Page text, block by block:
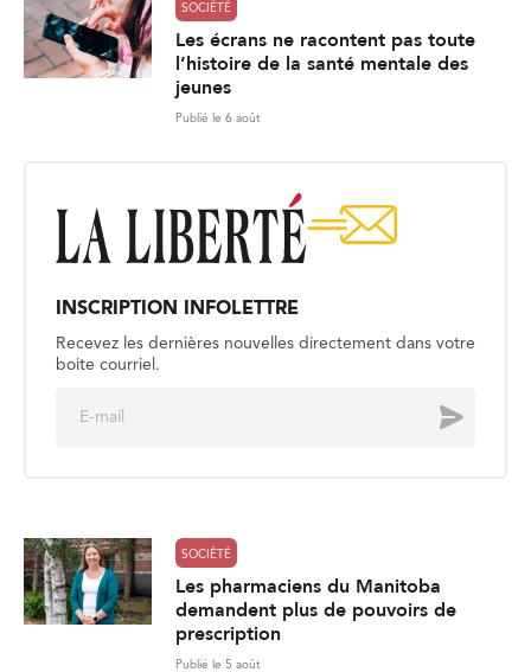
SOCIÉTÉ
Les écrans ne racontent pas toute
l’histoire de la santé mentale des
jeunes
Publié le 6 août
INSCRIPTION INFOLETTRE
Recevez les dernières nouvelles directement dans votre
boite courriel.
Envoyer
SOCIÉTÉ
Les pharmaciens du Manitoba
demandent plus de pouvoirs de
prescription
Publié le 5 août